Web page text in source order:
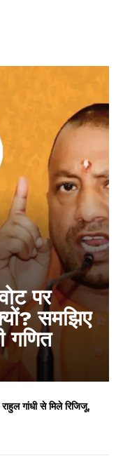
पर
समझिए
गणित
गांधी से मिले रिजिजू,